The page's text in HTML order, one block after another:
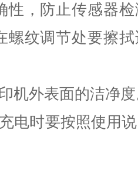
性，防止传感器
螺纹调节处要擦
外表面的洁净度
时要按照使用说